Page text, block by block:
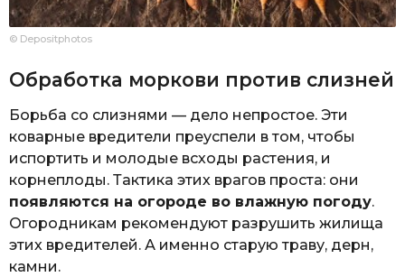
© Depositphotos
Обработка моркови против слизней
Борьба со слизнями — дело непростое. Эти
коварные вредители преуспели в том, чтобы
испортить и молодые всходы растения, и
корнеплоды. Тактика этих врагов проста: они
появляются на огороде во влажную погоду.
Огородникам рекомендуют разрушить жилища
этих вредителей. А именно старую траву, дерн,
камни.